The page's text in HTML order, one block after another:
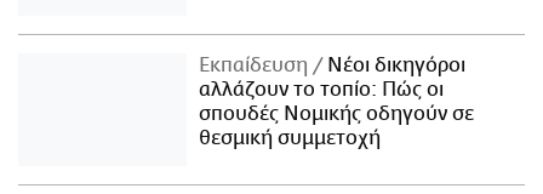
Εκπαίδευση
Νέοι δικηγόροι
αλλάζουν το τοπίο: Πώς οι
σπουδές Νομικής οδηγούν σε
θεσμική συμμετοχή